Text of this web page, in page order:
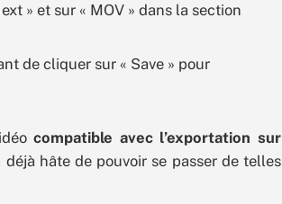
» et sur « MOV » dans la section
de cliquer sur « Save » pour
compatible avec l’exportation sur
hâte de pouvoir se passer de telles